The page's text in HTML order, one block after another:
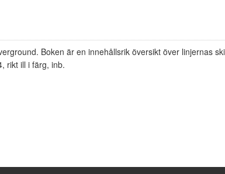
Boken är en innehållsrik översikt över linjernas
rikt ill i färg, inb.